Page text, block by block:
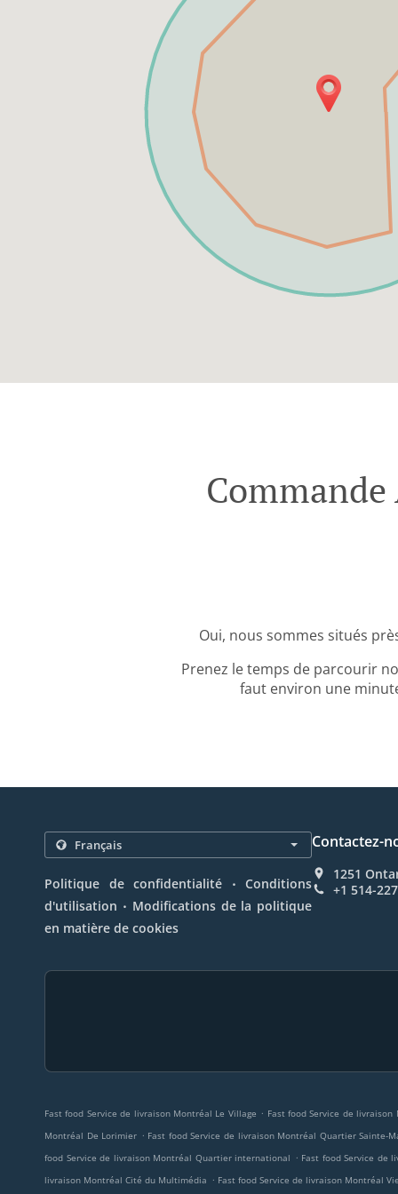
Oui, nous sommes situés
Prenez le temps de parcourir
faut environ une
Politique de confidentialité . Conditions
d'utilisation . Modifications de la politique
en matière de cookies
Contactez-
1251
+1 514-
Fast food Service de livraison Montréal Le Village . Fast food Service de
Montréal De Lorimier . Fast food Service de livraison Montréal Quartier Sainte-
food Service de livraison Montréal Quartier international . Fast food Service de
livraison Montréal Cité du Multimédia . Fast food Service de livraison Montréal